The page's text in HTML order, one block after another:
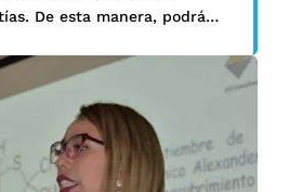
De esta manera, podrá